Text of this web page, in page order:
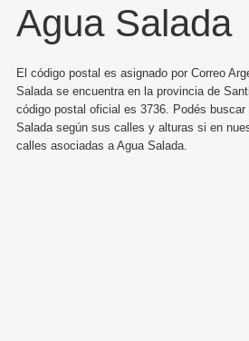
Agua Salada
El código postal es asignado por Correo
Salada se encuentra en la provincia de
código postal oficial es 3736. Podés
Salada según sus calles y alturas si en
calles asociadas a Agua Salada.